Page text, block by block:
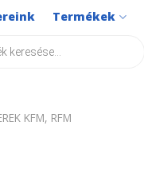
Termékek
KFM, RFM